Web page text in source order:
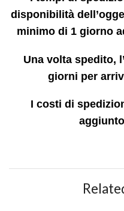
disponibilità
minimo di 1 giorno
Una volta spedito,
giorni per
I costi di